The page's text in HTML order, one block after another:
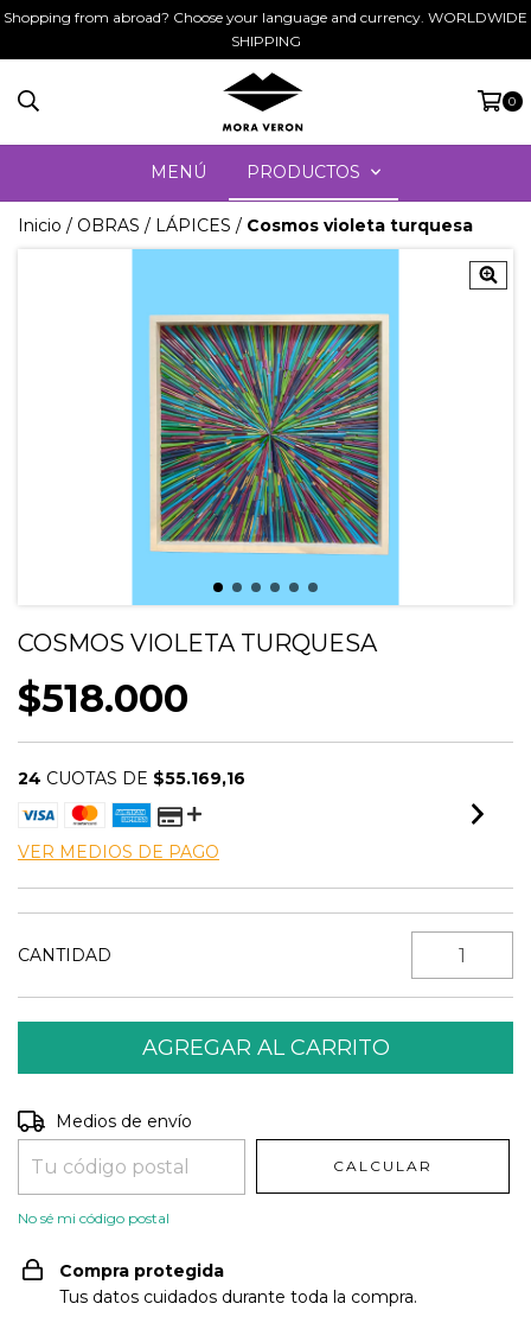
Shopping from abroad? Choose your language and currency. WORLDWIDE
SHIPPING
0
MENÚ PRODUCTOS
Inicio / OBRAS / LÁPICES / Cosmos violeta turquesa
COSMOS VIOLETA TURQUESA
$518.000
24 CUOTAS DE $55.169,16
VER MEDIOS DE PAGO
CANTIDAD
Entregas para el CP:
Medios de envío
CALCULAR
No sé mi código postal
Compra protegida
Tus datos cuidados durante toda la compra.